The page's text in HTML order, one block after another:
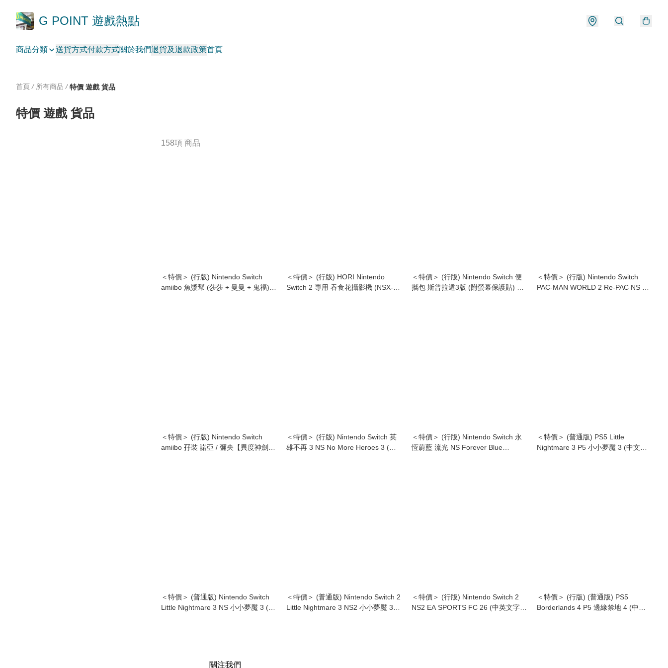
G POINT 遊戲熱點
商品分類 送貨方式付款方式關於我們退貨及退款政策首頁
首頁 / 所有商品 / 特價 遊戲 貨品
特價 遊戲 貨品
158項 商品
＜特價＞ (行版) Nintendo Switch
amiibo 魚漿幫 (莎莎 + 曼曼 + 鬼福)
＜特價＞ (行版) HORI Nintendo
Switch 2 專用 吞食花攝影機 (NSX-
＜特價＞ (行版) Nintendo Switch 便
攜包 斯普拉遁3版 (附螢幕保護貼) NS
＜特價＞ (行版) Nintendo Switch
PAC-MAN WORLD 2 Re-PAC NS 吃
＜特價＞ (行版) Nintendo Switch
amiibo 孖裝 諾亞 / 彌央【異度神劍
＜特價＞ (行版) Nintendo Switch 英
雄不再 3 NS No More Heroes 3 (中
＜特價＞ (行版) Nintendo Switch 永
恆蔚藍 流光 NS Forever Blue
＜特價＞ (普通版) PS5 Little
Nightmare 3 P5 小小夢魘 3 (中文字
＜特價＞ (普通版) Nintendo Switch
Little Nightmare 3 NS 小小夢魘 3 (中
＜特價＞ (普通版) Nintendo Switch 2
Little Nightmare 3 NS2 小小夢魘 3
＜特價＞ (行版) Nintendo Switch 2
NS2 EA SPORTS FC 26 (中英文字
＜特價＞ (行版) (普通版) PS5
Borderlands 4 P5 邊緣禁地 4 (中英
關注我們